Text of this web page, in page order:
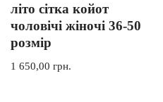
літо сітка койот
чоловічі жіночі 36-50
розмір
1 650,00 грн.